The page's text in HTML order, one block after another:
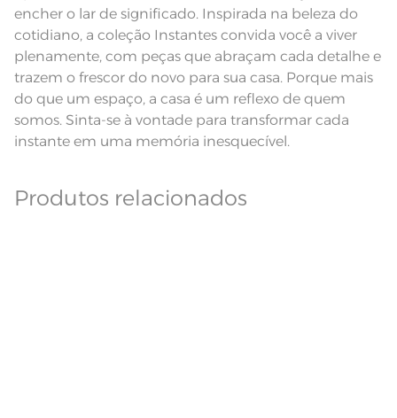
Fios Fio Cardado
encher o lar de significado. Inspirada na beleza do
cotidiano, a coleção Instantes convida você a viver
plenamente, com peças que abraçam cada detalhe e
trazem o frescor do novo para sua casa. Porque mais
do que um espaço, a casa é um reflexo de quem
somos. Sinta-se à vontade para transformar cada
instante em uma memória inesquecível.
Produtos relacionados